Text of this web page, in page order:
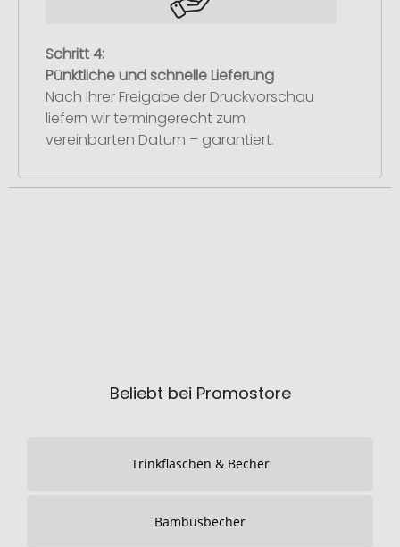
Schritt 4:
Pünktliche und schnelle Lieferung
Nach Ihrer Freigabe der Druckvorschau
liefern wir termingerecht zum
vereinbarten Datum – garantiert.
Beliebt bei Promostore
Trinkflaschen & Becher
Bambusbecher